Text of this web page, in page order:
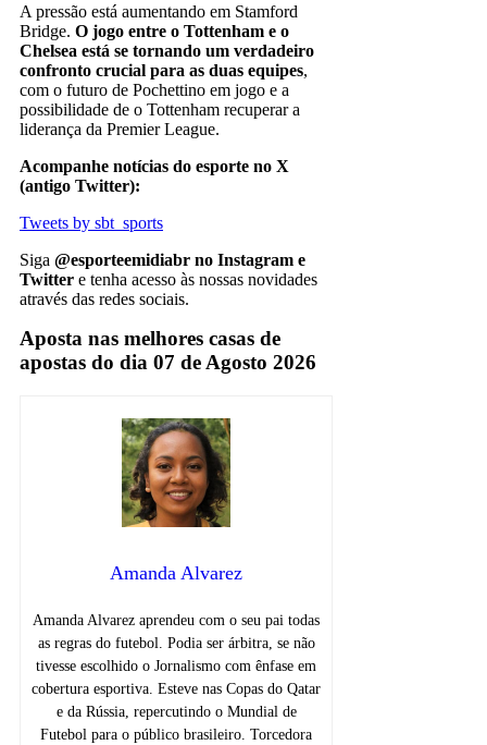
A pressão está aumentando em Stamford
Bridge. O jogo entre o Tottenham e o
Chelsea está se tornando um verdadeiro
confronto crucial para as duas equipes,
com o futuro de Pochettino em jogo e a
possibilidade de o Tottenham recuperar a
liderança da Premier League.
Acompanhe notícias do esporte no X
(antigo Twitter):
Tweets by sbt_sports
Siga @esporteemidiabr no Instagram e
Twitter e tenha acesso às nossas novidades
através das redes sociais.
Aposta nas melhores casas de
apostas do dia 07 de Agosto 2026
Amanda Alvarez
Amanda Alvarez aprendeu com o seu pai todas
as regras do futebol. Podia ser árbitra, se não
tivesse escolhido o Jornalismo com ênfase em
cobertura esportiva. Esteve nas Copas do Qatar
e da Rússia, repercutindo o Mundial de
Futebol para o público brasileiro. Torcedora